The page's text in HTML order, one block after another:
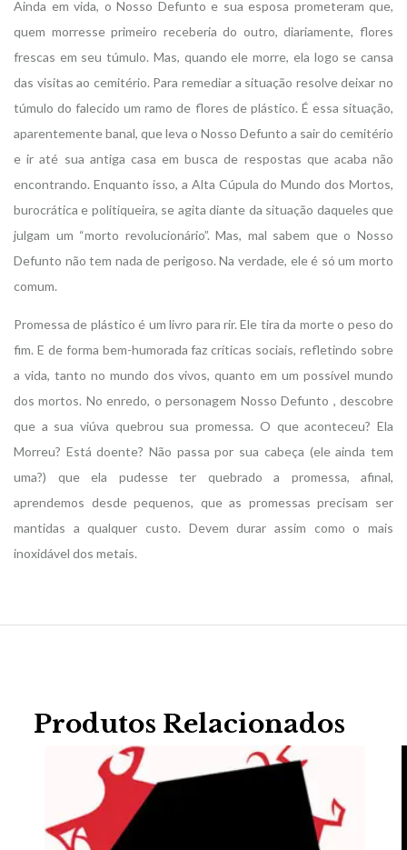
Ainda em vida, o Nosso Defunto e sua esposa prometeram que,
quem morresse primeiro receberia do outro, diariamente, flores
frescas em seu túmulo. Mas, quando ele morre, ela logo se cansa
das visitas ao cemitério. Para remediar a situação resolve deixar no
túmulo do falecido um ramo de flores de plástico. É essa situação,
aparentemente banal, que leva o Nosso Defunto a sair do cemitério
e ir até sua antiga casa em busca de respostas que acaba não
encontrando. Enquanto isso, a Alta Cúpula do Mundo dos Mortos,
burocrática e politiqueira, se agita diante da situação daqueles que
julgam um “morto revolucionário”. Mas, mal sabem que o Nosso
Defunto não tem nada de perigoso. Na verdade, ele é só um morto
comum.
Promessa de plástico é um livro para rir. Ele tira da morte o peso do
fim. E de forma bem-humorada faz críticas sociais, refletindo sobre
a vida, tanto no mundo dos vivos, quanto em um possível mundo
dos mortos. No enredo, o personagem Nosso Defunto , descobre
que a sua viúva quebrou sua promessa. O que aconteceu? Ela
Morreu? Está doente? Não passa por sua cabeça (ele ainda tem
uma?) que ela pudesse ter quebrado a promessa, afinal,
aprendemos desde pequenos, que as promessas precisam ser
mantidas a qualquer custo. Devem durar assim como o mais
inoxidável dos metais.
Produtos Relacionados